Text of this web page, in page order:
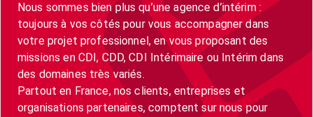
Nous sommes bien plus qu’une agence d’intérim :
toujours à vos côtés pour vous accompagner dans
votre projet professionnel, en vous proposant des
missions en CDI, CDD, CDI Intérimaire ou Intérim dans
des domaines très variés.
Partout en France, nos clients, entreprises et
organisations partenaires, comptent sur nous pour